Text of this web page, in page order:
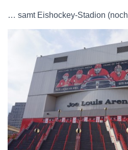
… samt Eishockey-Stadion